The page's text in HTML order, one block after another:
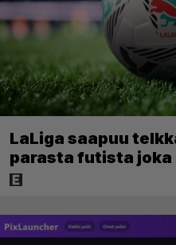
LaLiga saapuu
parasta futista